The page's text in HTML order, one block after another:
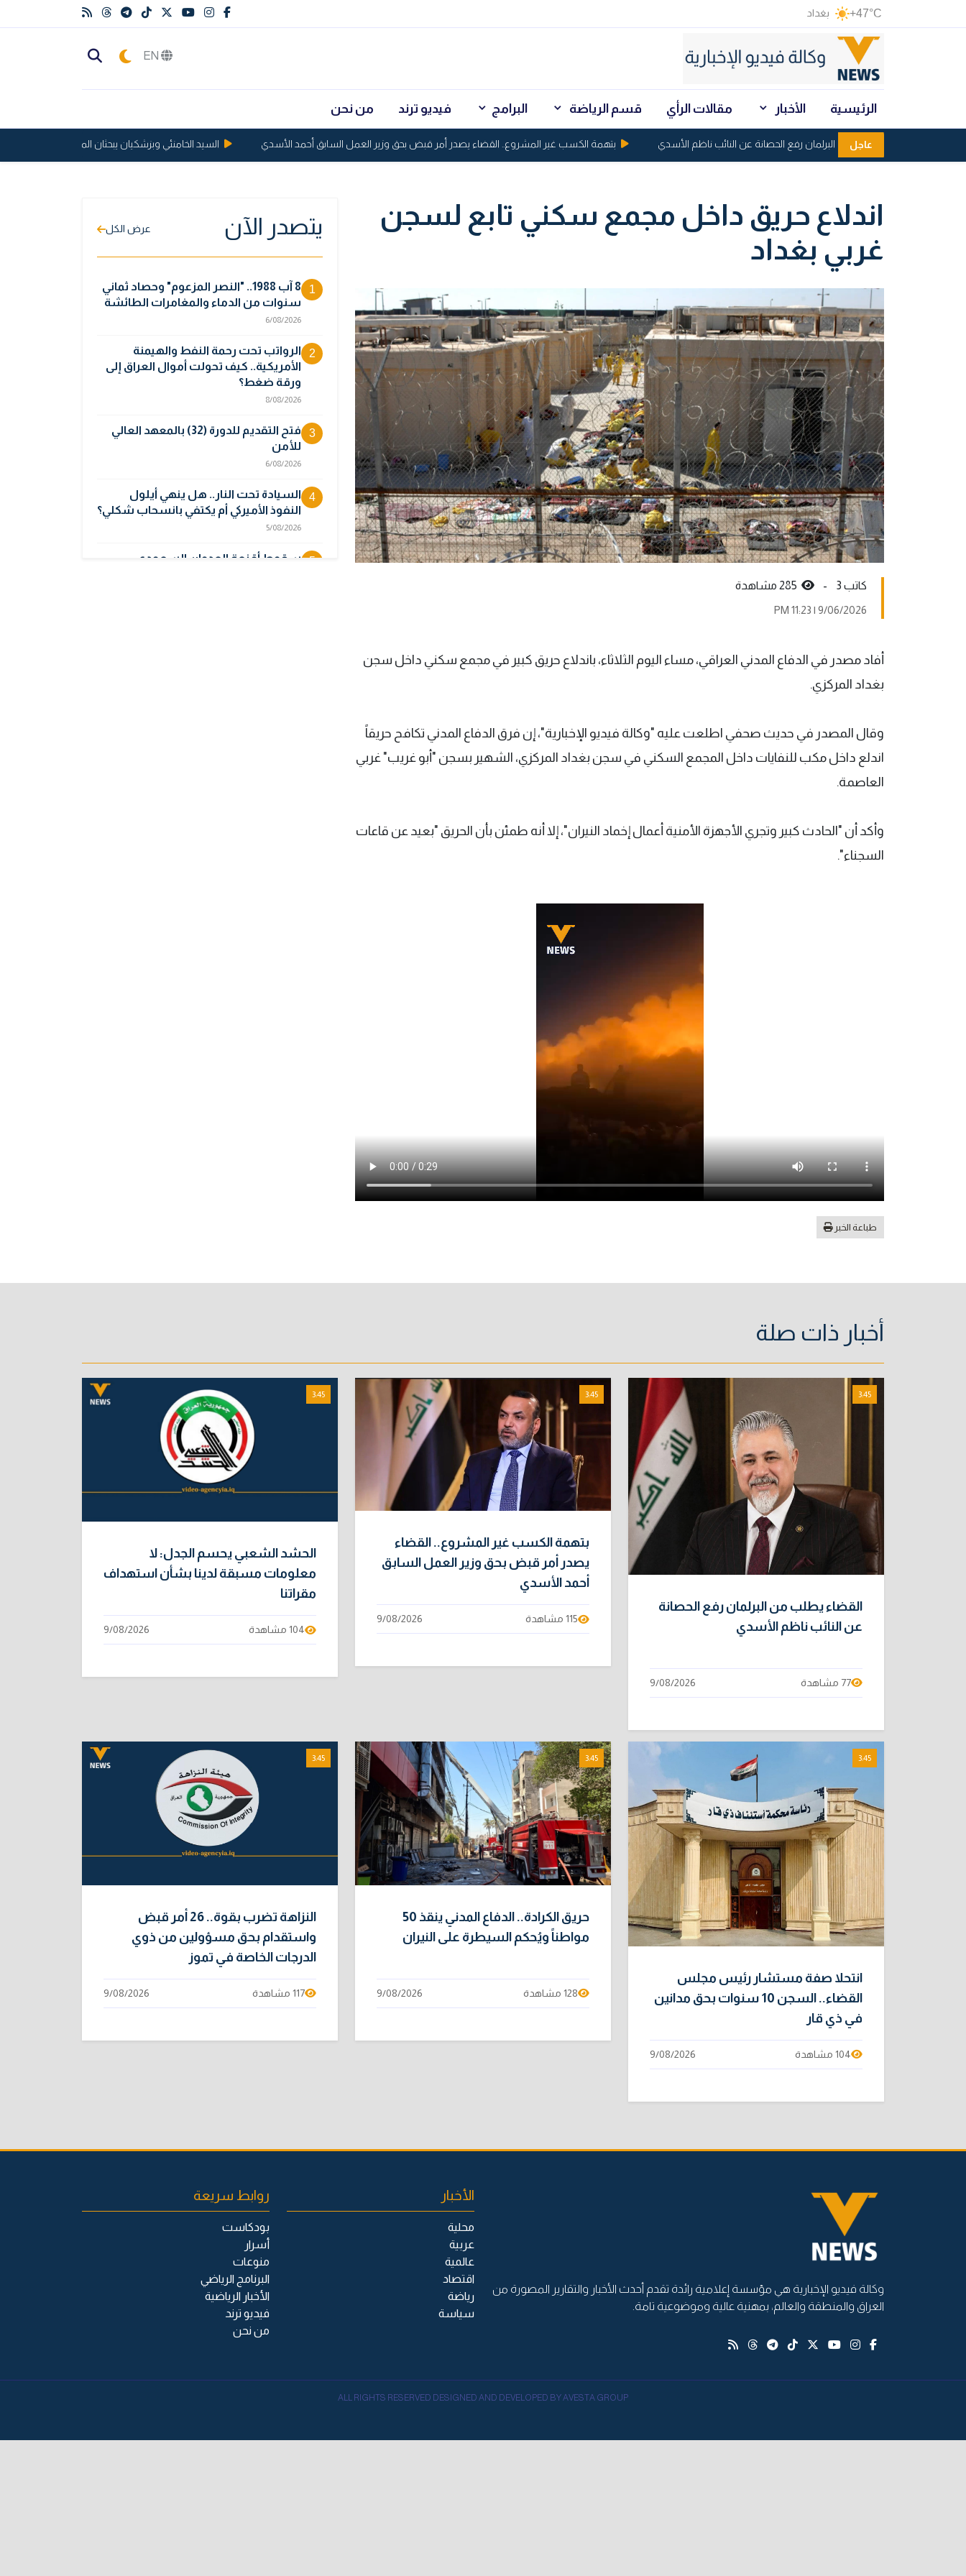
+47°C بغداد
الرئيسية الأخبار مقالات الرأي قسم الرياضة البرامج فيديو ترند من نحن
عاجل
القضاء يطلب من البرلمان رفع الحصانة عن النائب ناظم الأسدي بتهمة الكسب غير المشروع.. القضاء يصدر أمر قبض بحق وزير العمل السابق أحمد الأسدي السيد الخامنئي وبزشكيان يبحثان الملفات العسكرية
اندلاع حريق داخل مجمع سكني تابع لسجن
غربي بغداد
كاتب 3 -
9/06/2026 | 11:23 PM
أفاد مصدر في الدفاع المدني العراقي، مساء اليوم الثلاثاء، باندلاع حريق كبير في مجمع سكني داخل سجن
بغداد المركزي.
وقال المصدر في حديث صحفي اطلعت عليه "وكالة فيديو الإخبارية"، إن فرق الدفاع المدني تكافح حريقاً
اندلع داخل مكب للنفايات داخل المجمع السكني في سجن بغداد المركزي، الشهير بسجن "أبو غريب" غربي
العاصمة.
وأكد أن "الحادث كبير وتجري الأجهزة الأمنية أعمال إخماد النيران"، إلا أنه طمئن بأن الحريق "بعيد عن قاعات
السجناء".
طباعة الخبر
يتصدر الآن عرض الكل
1
8 آب 1988.. "النصر المزعوم" وحصاد ثماني
سنوات من الدماء والمغامرات الطائشة
6/08/2026
2
الرواتب تحت رحمة النفط والهيمنة
الأمريكية.. كيف تحولت أموال العراق إلى
ورقة ضغط؟
8/08/2026
3
فتح التقديم للدورة (32) بالمعهد العالي
للأمن
6/08/2026
4
السيادة تحت النار.. هل ينهي أيلول
النفوذ الأميركي أم يكتفي بانسحاب شكلي؟
5/08/2026
5
سقوط أقنعة العدوان السعودي..
أخبار ذات صلة
3:45
القضاء يطلب من البرلمان رفع الحصانة
عن النائب ناظم الأسدي
77 مشاهدة 9/08/2026
3:45
بتهمة الكسب غير المشروع.. القضاء
يصدر أمر قبض بحق وزير العمل السابق
أحمد الأسدي
115 مشاهدة 9/08/2026
3:45
الحشد الشعبي يحسم الجدل: لا
معلومات مسبقة لدينا بشأن استهداف
مقراتنا
104 مشاهدة 9/08/2026
3:45
انتحلا صفة مستشار رئيس مجلس
القضاء.. السجن 10 سنوات بحق مدانين
في ذي قار
104 مشاهدة 9/08/2026
3:45
حريق الكرادة.. الدفاع المدني ينقذ 50
مواطناً ويُحكم السيطرة على النيران
128 مشاهدة 9/08/2026
3:45
النزاهة تضرب بقوة.. 26 أمر قبض
واستقدام بحق مسؤولين من ذوي
الدرجات الخاصة في تموز
117 مشاهدة 9/08/2026
وكالة فيديو الإخبارية هي مؤسسة إعلامية رائدة تقدم أحدث الأخبار والتقارير المصورة من
العراق والمنطقة والعالم، بمهنية عالية وموضوعية تامة.
الأخبار
محلية
عربية
عالمية
اقتصاد
رياضة
سياسة
روابط سريعة
بودكاست
أسرار
منوعات
البرنامج الرياضي
الأخبار الرياضية
فيديو ترند
من نحن
ALL RIGHTS RESERVED DESIGNED AND DEVELOPED BY AVESTA GROUP